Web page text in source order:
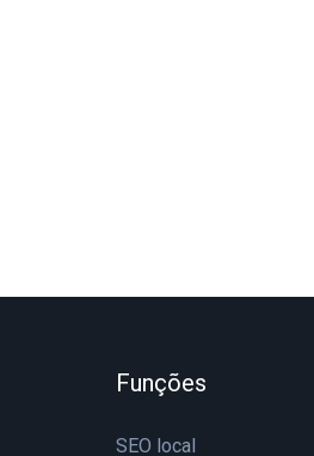
Funções
SEO local